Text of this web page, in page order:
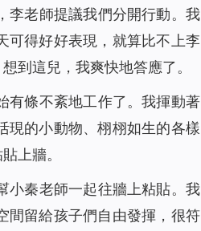
李老師提議我們分開行動。我
可得好好表現，就算比不上李
到這兒，我爽快地答應了。
有條不紊地工作了。我揮動著
現的小動物、栩栩如生的各樣
上牆。
小秦老師一起往牆上粘貼。我
間留給孩子們自由發揮，很符